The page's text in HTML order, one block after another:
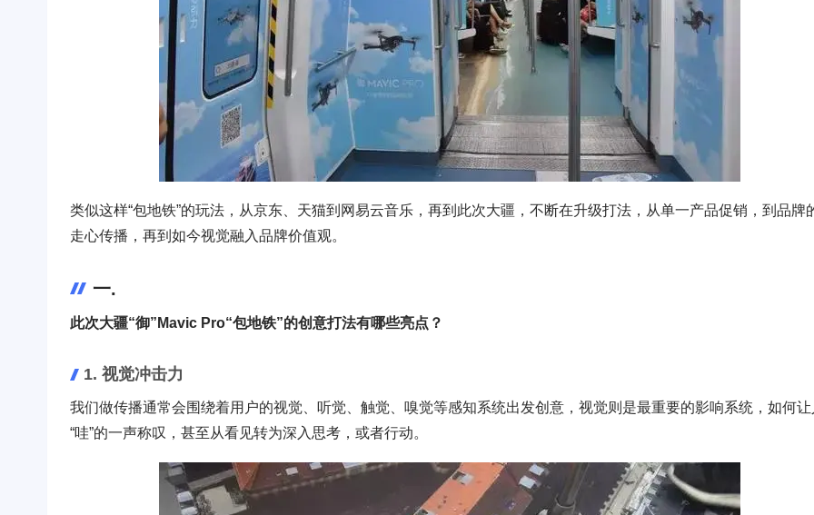
类似这样“包地铁”的玩法，从京东、天猫到网易云音乐，再到此次大疆，不断在升级打法，从单一产品促销，到品牌
走心传播，再到如今视觉融入品牌价值观。
一.
此次大疆“御”Mavic Pro“包地铁”的创意打法有哪些亮点？
1. 视觉冲击力
我们做传播通常会围绕着用户的视觉、听觉、触觉、嗅觉等感知系统出发创意，视觉则是最重要的影响系统，如何让
“哇”的一声称叹，甚至从看见转为深入思考，或者行动。